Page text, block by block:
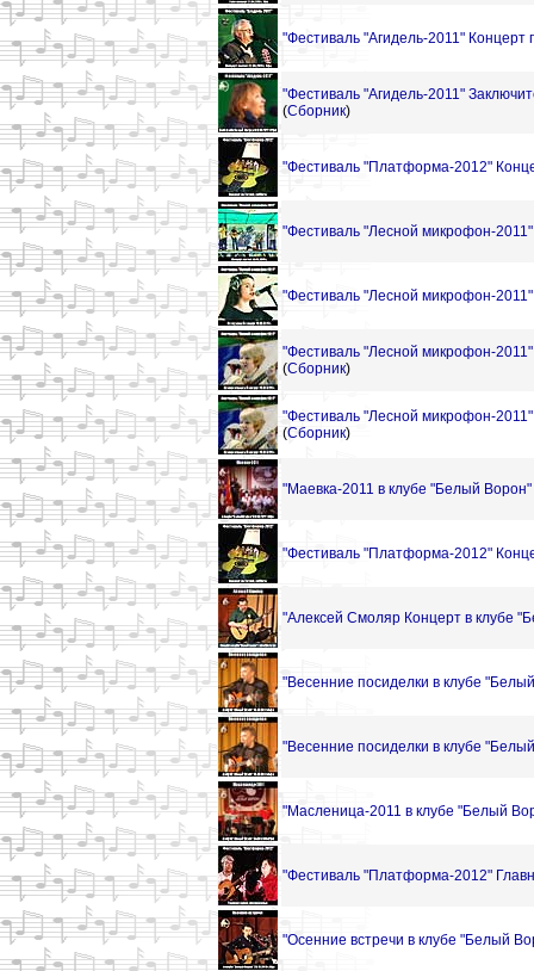
"Фестиваль "Агидель-2011" Концерт
"Фестиваль "Агидель-2011"
(Сборник)
"Фестиваль "Платформа-2012"
"Фестиваль "Лесной микрофон-2011"
"Фестиваль "Лесной микрофон-
"Фестиваль "Лесной микрофон-
(Сборник)
"Фестиваль "Лесной микрофон-
(Сборник)
"Маевка-2011 в клубе "Белый
"Фестиваль "Платформа-2012"
"Алексей Смоляр Концерт в клубе
"Весенние посиделки в клубе
"Весенние посиделки в клубе
"Масленица-2011 в клубе "Белый
"Фестиваль "Платформа-2012"
"Осенние встречи в клубе "Белый